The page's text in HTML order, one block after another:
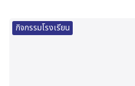
กิจกรรมโรงเรียน